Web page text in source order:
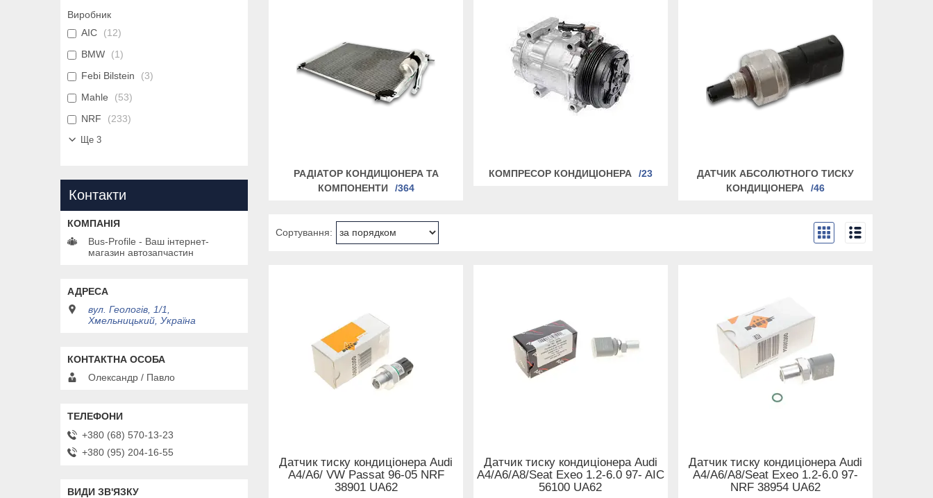
РАДІАТОР КОНДИЦІОНЕРА ТА
КОМПОНЕНТИ
364
КОМПРЕСОР КОНДИЦІОНЕРА 23
ДАТЧИК АБСОЛЮТНОГО ТИСКУ
КОНДИЦІОНЕРА
46
Датчик тиску кондиціонера Audi
A4/A6/ VW Passat 96-05 NRF
38901 UA62
Датчик тиску кондиціонера Audi
A4/A6/A8/Seat Exeo 1.2-6.0 97- AIC
56100 UA62
Датчик тиску кондиціонера Audi
A4/A6/A8/Seat Exeo 1.2-6.0 97-
NRF 38954 UA62
Виробник
AIC
12
BMW
1
Febi Bilstein
3
Mahle
53
NRF
233
Ще 3
Контакти
Bus-Profile - Ваш інтернет-
магазин автозапчастин
вул. Геологів, 1/1,
Хмельницький, Україна
Олександр / Павло
+380 (68) 570-13-23
+380 (95) 204-16-55